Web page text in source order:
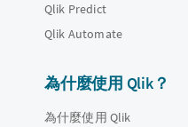
Qlik Predict
Qlik Automate
為什麼使用 Qlik？
為什麼使用 Qlik